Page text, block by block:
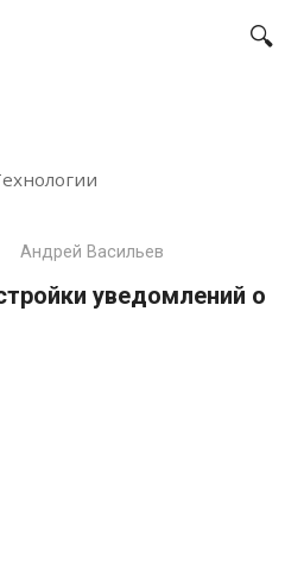
Андрей Васильев
уведомлений о